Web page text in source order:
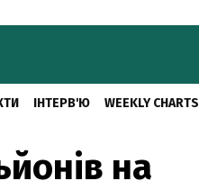
ІНТЕРВ'Ю WEEKLY CHARTS
на